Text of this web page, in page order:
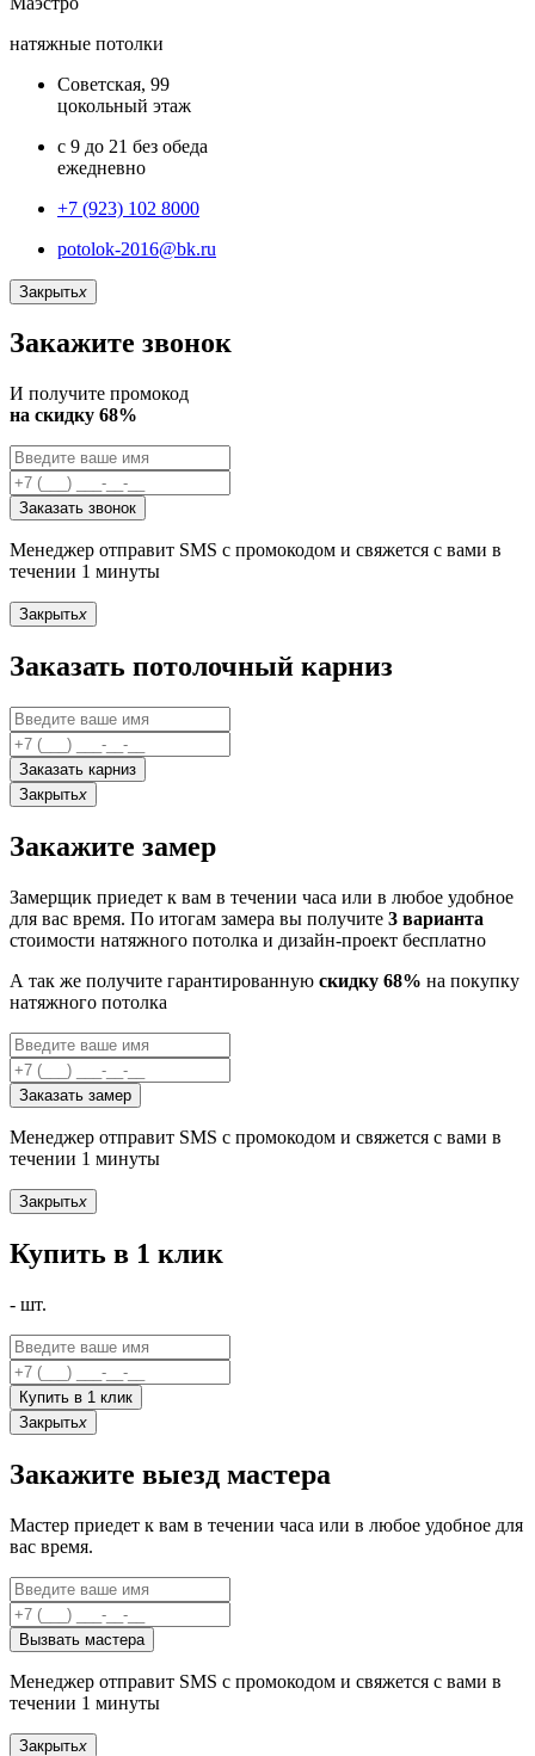
натяжные потолки
Советская, 99
цокольный этаж
с 9 до 21 без обеда
ежедневно
+7 (923) 102 8000
potolok-2016@bk.ru
Закрытьx
Закажите звонок
И получите промокод
на скидку 68%
Заказать звонок
Менеджер отправит SMS с промокодом и свяжется с вами в
течении 1 минуты
Закрытьx
Заказать потолочный карниз
Заказать карниз
Закрытьx
Закажите замер
Замерщик приедет к вам в течении часа или в любое удобное
для вас время. По итогам замера вы получите 3 варианта
стоимости натяжного потолка и дизайн-проект бесплатно
А так же получите гарантированную скидку 68% на покупку
натяжного потолка
Заказать замер
Менеджер отправит SMS с промокодом и свяжется с вами в
течении 1 минуты
Закрытьx
Купить в 1 клик
- шт.
Купить в 1 клик
Закрытьx
Закажите выезд мастера
Мастер приедет к вам в течении часа или в любое удобное для
вас время.
Вызвать мастера
Менеджер отправит SMS с промокодом и свяжется с вами в
течении 1 минуты
Закрытьx